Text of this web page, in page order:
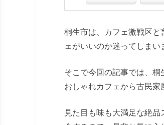
桐生市は、カフェ激戦区と
ェがいいのか迷ってしまい
そこで今回の記事では、
おしゃれカフェから古民家
見た目も味も大満足な絶